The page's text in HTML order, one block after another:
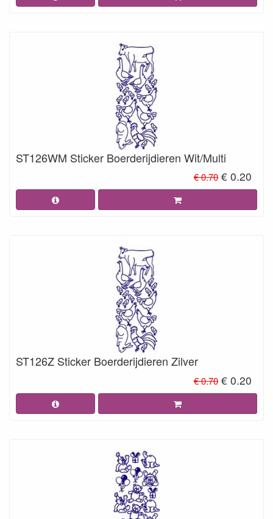
ST126WM Sticker Boerderijdieren Wit/Multi
€ 0.70 € 0.20
ST126Z Sticker Boerderijdieren Zilver
€ 0.70 € 0.20